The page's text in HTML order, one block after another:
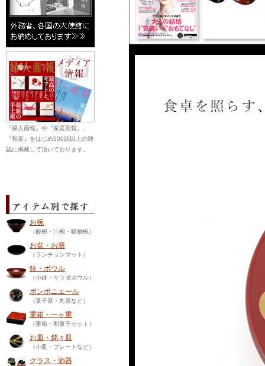
『婦人画報』や『家庭画報』、
『和楽』をはじめ500誌以上の雑
誌に掲載して頂いております。
お椀
（飯椀・汁椀・吸物椀）
お盆・お膳
（ランチョンマット）
鉢・ボウル
（小鉢・サラダボウル）
ボンボニエール
（菓子器・丸器など）
重箱・一ヶ重
（重箱・和菓子セット）
お皿・銘々皿
（小皿・プレートなど）
グラス・酒器